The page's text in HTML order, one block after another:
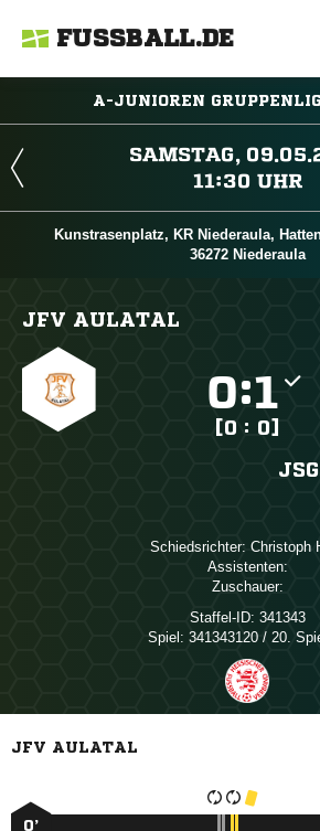
FUSSBALL.DE
A-JUNIOREN

 
Kunstrasenplatz, KR Niederaula,
36272 Niederaula
JFV AULATAL
:
[0 : 0]
Schiedsrichter: 
Assistenten:
Zuschauer:
Staffel-ID: 341343
Spiel: 341343120 / 20.
JFV AULATAL
0’